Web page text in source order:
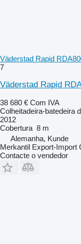
Väderstad Rapid
7
Väderstad Rapid
38 680 € Com IVA
Colheitadeira-batedeira
2012
Cobertura 8 m
Alemanha, Kunde
Merkantil Export-Import
Contacte o vendedor